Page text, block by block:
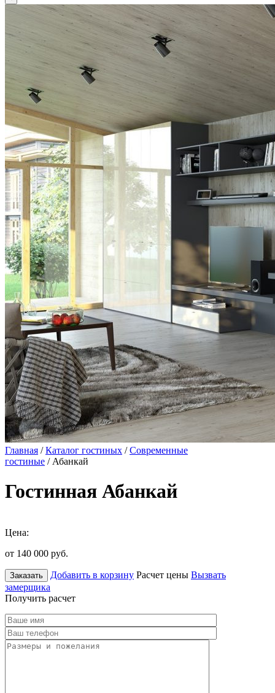
Главная /Каталог гостиных /Современные
гостиные / Абанкай
Гостинная Абанкай
Цена:
от 140 000 руб.
Заказать Добавить в корзину Расчет цены Вызвать
замерщика
Получить расчет